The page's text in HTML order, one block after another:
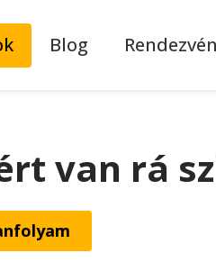
Blog
van rá